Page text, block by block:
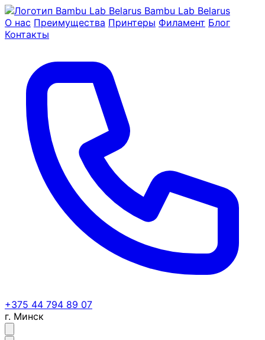
Bambu Lab Belarus
О нас Преимущества Принтеры Филамент Блог
Контакты
+375 44 794 89 07
г. Минск